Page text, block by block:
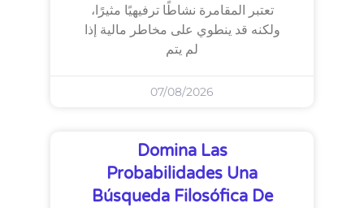
تعتبر المقامرة نشاطًا ترفيهيًا مثيرًا،
ولكنه قد ينطوي على مخاطر مالية إذا
لم يتم
07/08/2026
Domina Las
Probabilidades Una
Búsqueda Filosófica De